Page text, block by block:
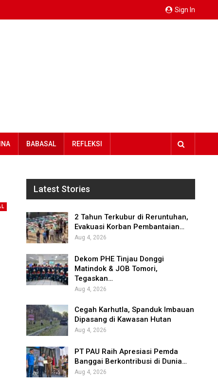
Sign In
BABASAL REFLEKSI
Latest Stories
2 Tahun Terkubur di Reruntuhan,
Evakuasi Korban Pembantaian…
Aug 4, 2026
Dekom PHE Tinjau Donggi
Matindok & JOB Tomori,
Tegaskan…
Aug 4, 2026
Cegah Karhutla, Spanduk Imbauan
Dipasang di Kawasan Hutan
Aug 4, 2026
PT PAU Raih Apresiasi Pemda
Banggai Berkontribusi di Dunia…
Aug 4, 2026